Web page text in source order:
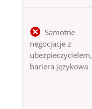
Samotne
negocjacje z
ubezpieczycielem,
bariera językowa